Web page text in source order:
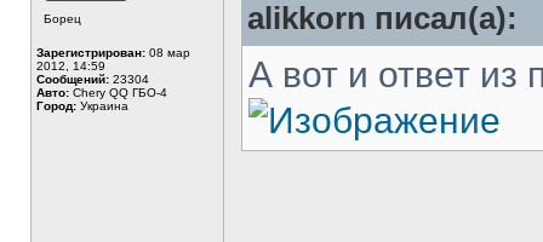
Борец
Зарегистрирован: 08 мар
2012, 14:59
Сообщений: 23304
Авто: Chery QQ ГБО-4
Город: Украина
alikkorn писал(а):
А вот и ответ из